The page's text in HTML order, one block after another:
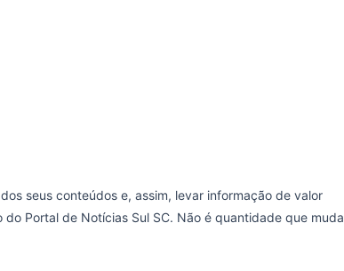
seus conteúdos e, assim, levar informação de valor
Portal de Notícias Sul SC. Não é quantidade que muda